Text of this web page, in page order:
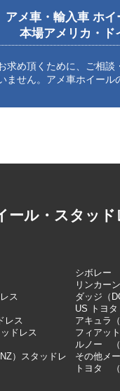
アメ車・輸入車 ホ
本場アメリカ・ド
求め頂くために、ご相
ません。アメ車ホイール
ール・スタッ
シボレー
リンカー
ス
ダッジ（
US トヨ
レス
アキュラ
ドレス
フィアッ
ルノー （
）スタッドレ
その他メ
トヨタ